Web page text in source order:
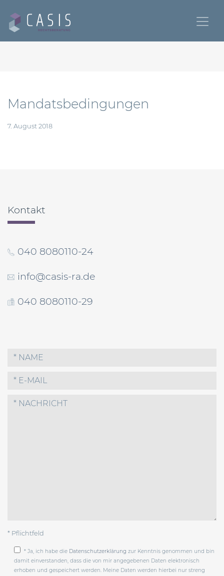
Mandatsbedingungen
7. August 2018
Kontakt
040 8080110-24
info@casis-ra.de
040 8080110-29
* Pflichtfeld
* Ja, ich habe die Datenschutzerklärung zur Kenntnis genommen und bin
damit einverstanden, dass die von mir angegebenen Daten elektronisch
erhoben und gespeichert werden. Meine Daten werden hierbei nur streng